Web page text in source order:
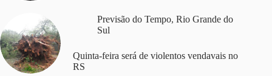
Previsão do Tempo, Rio Grande do
Sul
Quinta-feira será de violentos vendavais no
RS